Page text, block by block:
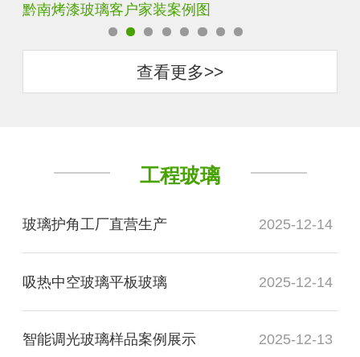
黔南单向透视玻璃客户家装案例图
查看更多>>
工程玻璃
玻璃护角工厂直营生产 2025-12-14
吸热中空玻璃平板玻璃 2025-12-14
智能调光玻璃样品案例展示 2025-12-13